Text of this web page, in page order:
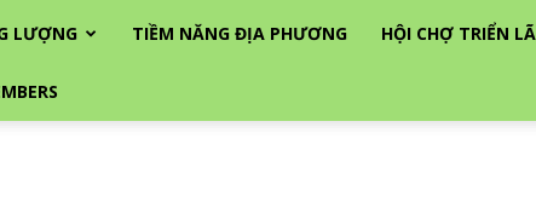
LƯỢNG TIỀM NĂNG ĐỊA PHƯƠNG HỘI CHỢ TRIỂN